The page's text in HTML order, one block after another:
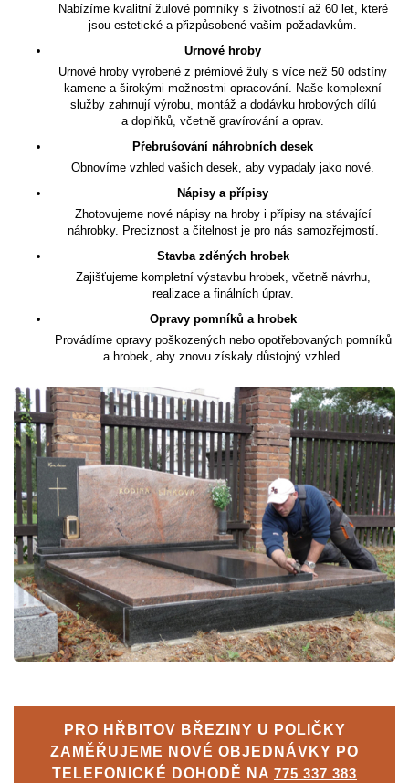
Nabízíme kvalitní žulové pomníky s životností až 60 let, které
jsou estetické a přizpůsobené vašim požadavkům.
Urnové hroby
Urnové hroby vyrobené z prémiové žuly s více než 50 odstíny
kamene a širokými možnostmi opracování. Naše komplexní
služby zahrnují výrobu, montáž a dodávku hrobových dílů
a doplňků, včetně gravírování a oprav.
Přebrušování náhrobních desek
Obnovíme vzhled vašich desek, aby vypadaly jako nové.
Nápisy a přípisy
Zhotovujeme nové nápisy na hroby i přípisy na stávající
náhrobky. Preciznost a čitelnost je pro nás samozřejmostí.
Stavba zděných hrobek
Zajišťujeme kompletní výstavbu hrobek, včetně návrhu,
realizace a finálních úprav.
Opravy pomníků a hrobek
Provádíme opravy poškozených nebo opotřebovaných pomníků
a hrobek, aby znovu získaly důstojný vzhled.
PRO HŘBITOV BŘEZINY U POLIČKY
ZAMĚŘUJEME NOVÉ OBJEDNÁVKY PO
TELEFONICKÉ DOHODĚ NA 775 337 383